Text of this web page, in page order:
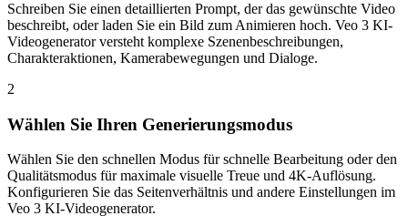
Schreiben Sie einen detaillierten Prompt, der das gewünschte Video
beschreibt, oder laden Sie ein Bild zum Animieren hoch. Veo 3 KI-
Videogenerator versteht komplexe Szenenbeschreibungen,
Charakteraktionen, Kamerabewegungen und Dialoge.
2
Wählen Sie Ihren Generierungsmodus
Wählen Sie den schnellen Modus für schnelle Bearbeitung oder den
Qualitätsmodus für maximale visuelle Treue und 4K-Auflösung.
Konfigurieren Sie das Seitenverhältnis und andere Einstellungen im
Veo 3 KI-Videogenerator.